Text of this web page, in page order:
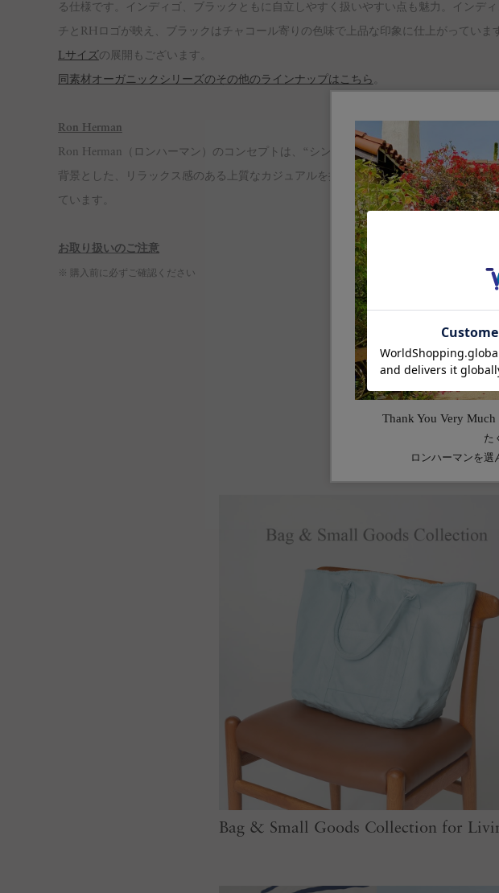
る仕様です。インディゴ、ブラックともに自立しやすく扱いやすい点も魅力。インデ
チとRHロゴが映え、ブラックはチャコール寄りの色味で上品な印象に仕上がっていま
Lサイズの展開もございます。
同素材オーガニックシリーズのその他のラインナップはこちら
Ron Herman
Ron Herman（ロンハーマン）のコンセプトは、“シンプルなデザイン、特別な素材、
背景とした、リラックス感のある上質なカジュアルを提案する、タイムレスなデイリ
ています。
お取り扱いのご注意
※ 購入前に必ずご確認ください
Bag & Small Goods Collection for